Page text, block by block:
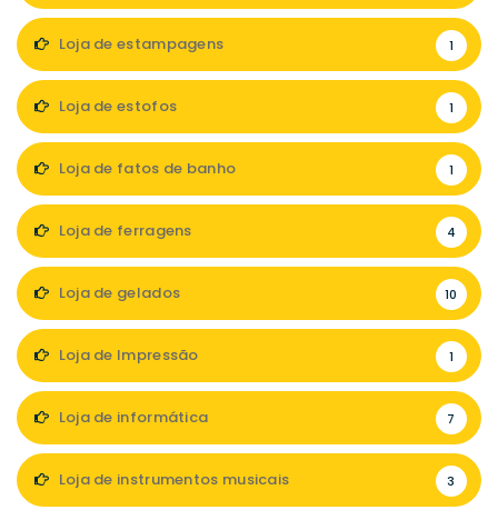
Loja de estampagens 1
Loja de estofos 1
Loja de fatos de banho 1
Loja de ferragens 4
Loja de gelados 10
Loja de Impressão 1
Loja de informática 7
Loja de instrumentos musicais 3